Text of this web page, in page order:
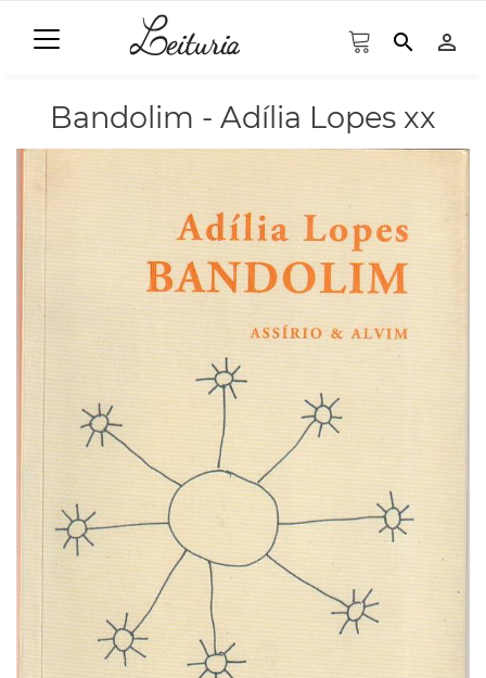
search person_outline
Bandolim - Adília Lopes xx